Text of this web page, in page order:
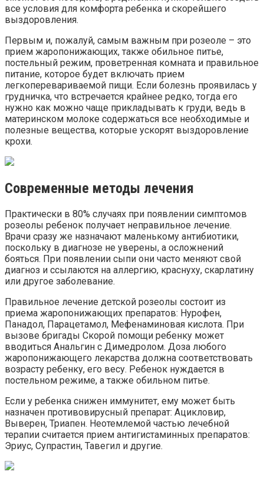
все условия для комфорта ребенка и скорейшего
выздоровления.
Первым и, пожалуй, самым важным при розеоле – это
прием жаропонижающих, также обильное питье,
постельный режим, проветренная комната и правильное
питание, которое будет включать прием
легкоперевариваемой пищи. Если болезнь проявилась у
грудничка, что встречается крайнее редко, тогда его
нужно как можно чаще прикладывать к груди, ведь в
материнском молоке содержаться все необходимые и
полезные вещества, которые ускорят выздоровление
крохи.
Современные методы лечения
Практически в 80% случаях при появлении симптомов
розеолы ребенок получает неправильное лечение.
Врачи сразу же назначают маленькому антибиотики,
поскольку в диагнозе не уверены, а осложнений
бояться. При появлении сыпи они часто меняют свой
диагноз и ссылаются на аллергию, краснуху, скарлатину
или другое заболевание.
Правильное лечение детской розеолы состоит из
приема жаропонижающих препаратов: Нурофен,
Панадол, Парацетамол, Мефенаминовая кислота. При
вызове бригады Скорой помощи ребенку может
вводиться Анальгин с Димедролом. Доза любого
жаропонижающего лекарства должна соответствовать
возрасту ребенку, его весу. Ребенок нуждается в
постельном режиме, а также обильном питье.
Если у ребенка снижен иммунитет, ему может быть
назначен противовирусный препарат: Ацикловир,
Выверен, Триапен. Неотемлемой частью лечебной
терапии считается прием антигистаминных препаратов:
Эриус, Супрастин, Тавегил и другие.